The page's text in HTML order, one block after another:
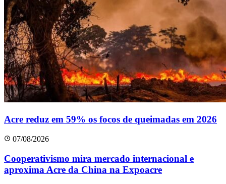
Acre reduz em 59% os focos de queimadas em 2026
07/08/2026
Cooperativismo mira mercado internacional e
aproxima Acre da China na Expoacre